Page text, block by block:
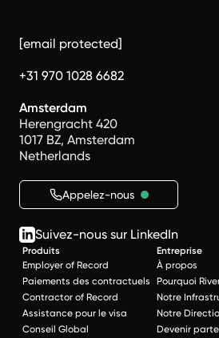
[email protected]
+31 970 1028 6682
Amsterdam
Herengracht 420
1017 BZ, Amsterdam
Netherlands
Appelez-nous
Suivez-nous sur LinkedIn
Produits
Employer of Record
Paiements des contractuels
Contractor of Record
Assistance pour le visa
Conseil Global
Entreprise
À propos
Pourquoi
Notre
Notre
Devenir